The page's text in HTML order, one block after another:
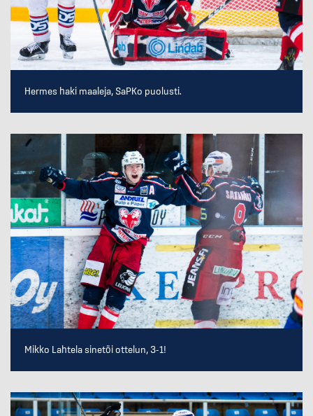
Hermes haki maaleja, SaPKo puolusti.
Mikko Lahtela sinetöi ottelun, 3-1!